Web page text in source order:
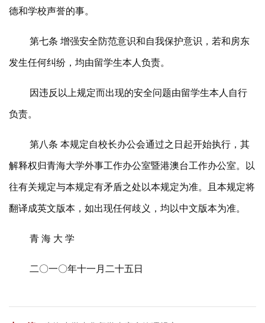
德和学校声誉的事。
第七条 增强安全防范意识和自我保护意识，若和房东
发生任何纠纷，均由留学生本人负责。
因违反以上规定而出现的安全问题由留学生本人自行
负责。
第八条 本规定自校长办公会通过之日起开始执行，其
解释权归青海大学外事工作办公室暨港澳台工作办公室。以
往有关规定与本规定有矛盾之处以本规定为准。且本规定将
翻译成英文版本，如出现任何歧义，均以中文版本为准。
青 海 大 学
二〇一〇年十一月二十五日